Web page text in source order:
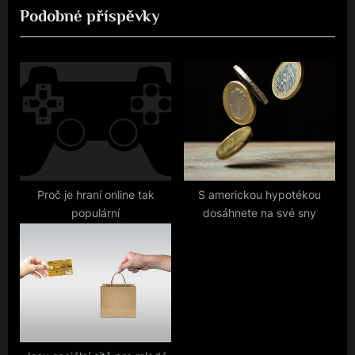
příspěvek
v
i
o
u
s
P
s
t
o
s
t
:
Podobné příspěvky
Proč je hraní online tak
populární
S americkou hypotékou
dosáhnete na své sny